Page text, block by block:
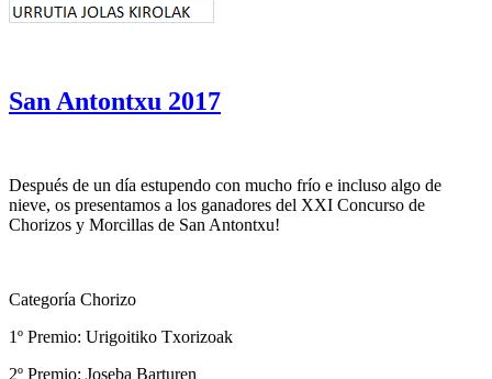
San Antontxu 2017
Después de un día estupendo con mucho frío e incluso algo de
nieve, os presentamos a los ganadores del XXI Concurso de
Chorizos y Morcillas de San Antontxu!
Categoría Chorizo
1º Premio: Urigoitiko Txorizoak
2º Premio: Joseba Barturen